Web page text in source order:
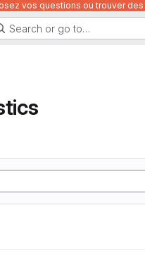
vos questions ou trouver
Search or go to…